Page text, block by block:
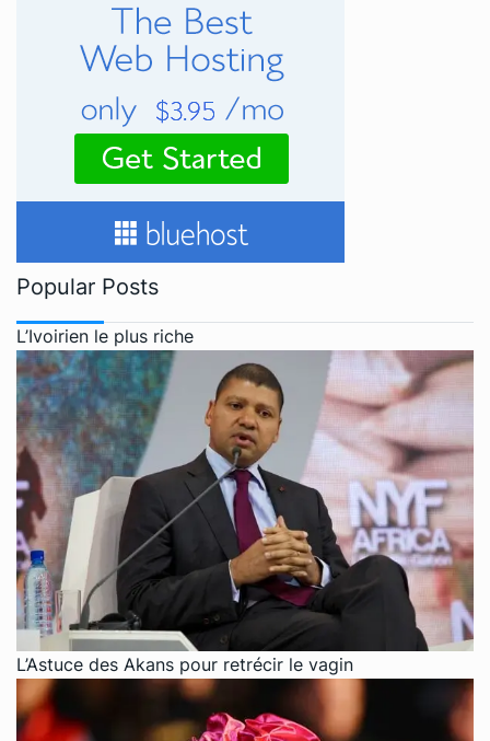
Popular Posts
L’Ivoirien le plus riche
L’Astuce des Akans pour retrécir le vagin